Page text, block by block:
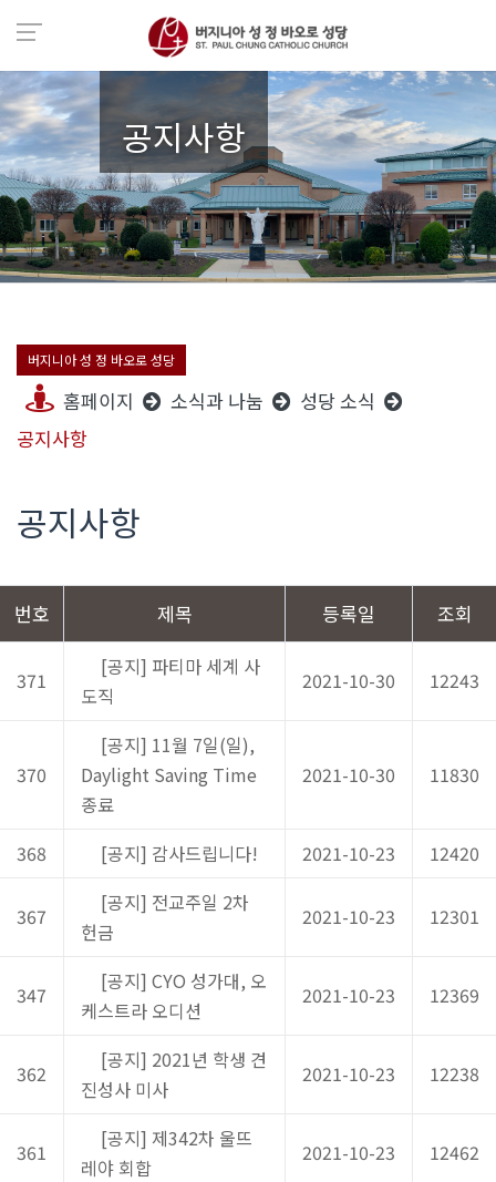
공지사항
버지니아 성 정 바오로 성당
홈페이지 소식과 나눔
성당 소식
공지사항
공지사항
번호 제목 등록일 조회
371
[공지] 파티마 세계 사
도직
2021-10-30 12243
370
[공지] 11월 7일(일),
Daylight Saving Time
종료
2021-10-30 11830
368 [공지] 감사드립니다! 2021-10-23 12420
367
[공지] 전교주일 2차
헌금
2021-10-23 12301
347
[공지] CYO 성가대, 오
케스트라 오디션
2021-10-23 12369
362
[공지] 2021년 학생 견
진성사 미사
2021-10-23 12238
361
[공지] 제342차 울뜨
레야 회합
2021-10-23 12462